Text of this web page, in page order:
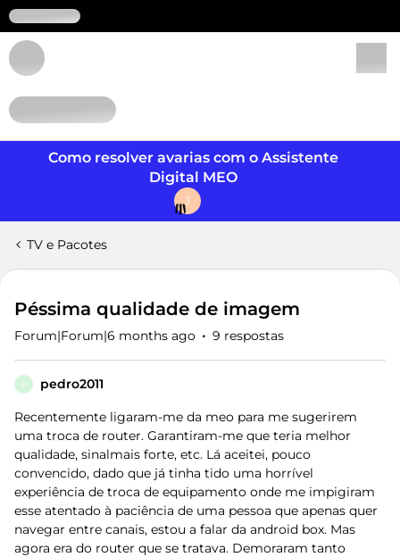
Como resolver avarias com o Assistente
Digital MEO
J
TV e Pacotes
Péssima qualidade de imagem
Forum|Forum|6 months ago 9 respostas
P pedro2011
Recentemente ligaram-me da meo para me sugerirem
uma troca de router. Garantiram-me que teria melhor
qualidade, sinalmais forte, etc. Lá aceitei, pouco
convencido, dado que já tinha tido uma horrível
experiência de troca de equipamento onde me impigiram
esse atentado à paciência de uma pessoa que apenas quer
navegar entre canais, estou a falar da android box. Mas
agora era do router que se tratava. Demoraram tanto